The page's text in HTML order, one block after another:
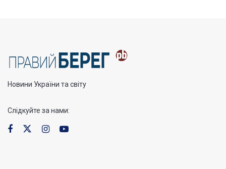
Новини України та світу
Слідкуйте за нами: